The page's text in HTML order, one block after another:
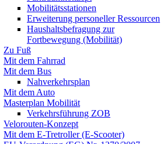
Mobilitätsstationen
Erweiterung personeller Ressourcen
Haushaltsbefragung zur
Fortbewegung (Mobilität)
Zu Fuß
Mit dem Fahrrad
Mit dem Bus
Nahverkehrsplan
Mit dem Auto
Masterplan Mobilität
Verkehrsführung ZOB
Velorouten-Konzept
Mit dem E-Tretroller (E-Scooter)